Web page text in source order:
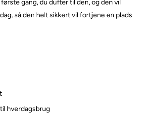
gang, du dufter til den, og den vil
så den helt sikkert vil fortjene en plads
hverdagsbrug